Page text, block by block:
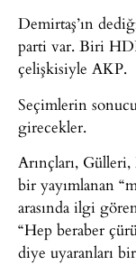
Demirtaş’ın
parti var. Biri
çelişkisiyle AKP.
Seçimlerin
girecekler.
Arınçları, Gülleri,
bir yayımlanan
arasında ilgi
“Hep beraber
diye uyaranları